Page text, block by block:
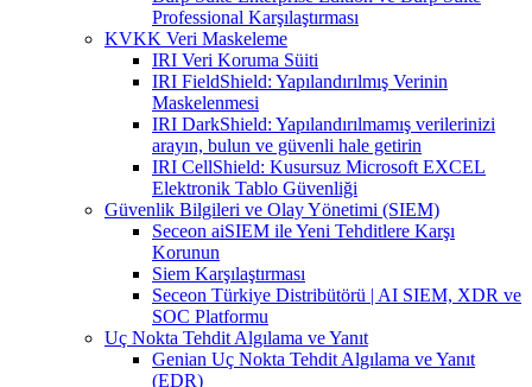
Professional Karşılaştırması
KVKK Veri Maskeleme
IRI Veri Koruma Süiti
IRI FieldShield: Yapılandırılmış Verinin
Maskelenmesi
IRI DarkShield: Yapılandırılmamış verilerinizi
arayın, bulun ve güvenli hale getirin
IRI CellShield: Kusursuz Microsoft EXCEL
Elektronik Tablo Güvenliği
Güvenlik Bilgileri ve Olay Yönetimi (SIEM)
Seceon aiSIEM ile Yeni Tehditlere Karşı
Korunun
Siem Karşılaştırması
Seceon Türkiye Distribütörü | AI SIEM, XDR ve
SOC Platformu
Uç Nokta Tehdit Algılama ve Yanıt
Genian Uç Nokta Tehdit Algılama ve Yanıt
(EDR)